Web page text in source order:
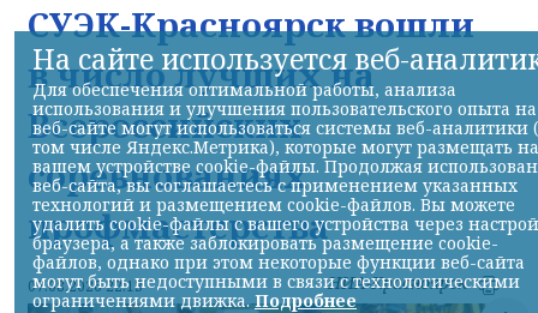
СУЭК-Красноярск вошли
в число лучших на
Всероссийских
соревнованиях
профмастерства
07.08.2026 22:13 НИА-Красноярск
На сайте используется веб-
Для обеспечения оптимальной работы, анализа
использования и улучшения пользовательского опыта на
веб-сайте могут использоваться системы веб-аналитики
том числе Яндекс.Метрика), которые могут размещать на
вашем устройстве cookie-файлы. Продолжая
веб-сайта, вы соглашаетесь с применением указанных
технологий и размещением cookie-файлов. Вы можете
удалить cookie-файлы с вашего устройства через
браузера, а также заблокировать размещение cookie-
файлов, однако при этом некоторые функции веб-сайта
могут быть недоступными в связи с технологическими
ограничениями движка.Подробнее